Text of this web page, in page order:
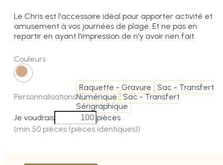
Le Chris est l'accessoire idéal pour apporter activité et
amusement à vos journées de plage. Et ne pas en
repartir en ayant l'impression de n'y avoir rien fait.
Couleurs
Personnalisations
Raquette - Gravure
Sac - Transfert
Numérique
Sac - Transfert
Sérigraphique
Je voudrais
pièces
(min 50 pièces (pièces identiques))